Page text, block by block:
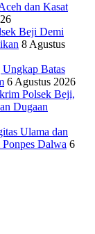
dan Kasat
Beji Demi
8 Agustus
Batas
6 Agustus 2026
Polsek Beji,
Dugaan
Ulama dan
Dalwa 6